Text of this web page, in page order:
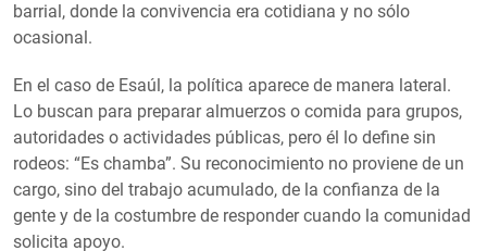
barrial, donde la convivencia era cotidiana y no sólo
ocasional.
En el caso de Esaúl, la política aparece de manera lateral.
Lo buscan para preparar almuerzos o comida para grupos,
autoridades o actividades públicas, pero él lo define sin
rodeos: “Es chamba”. Su reconocimiento no proviene de un
cargo, sino del trabajo acumulado, de la confianza de la
gente y de la costumbre de responder cuando la comunidad
solicita apoyo.